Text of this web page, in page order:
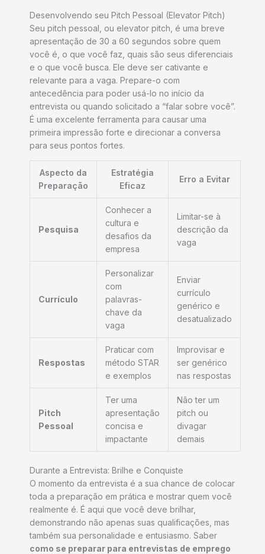
Desenvolvendo seu Pitch Pessoal (Elevator Pitch)
Seu pitch pessoal, ou elevator pitch, é uma breve
apresentação de 30 a 60 segundos sobre quem
você é, o que você faz, quais são seus diferenciais
e o que você busca. Ele deve ser cativante e
relevante para a vaga. Prepare-o com
antecedência para poder usá-lo no início da
entrevista ou quando solicitado a “falar sobre você”.
É uma excelente ferramenta para causar uma
primeira impressão forte e direcionar a conversa
para seus pontos fortes.
Aspecto da
Preparação
Estratégia
Eficaz
Erro a Evitar
Pesquisa
Conhecer a
cultura e
desafios da
empresa
Limitar-se à
descrição da
vaga
Currículo
Personalizar
com
palavras-
chave da
vaga
Enviar
currículo
genérico e
desatualizado
Respostas
Praticar com
método STAR
e exemplos
Improvisar e
ser genérico
nas respostas
Pitch
Pessoal
Ter uma
apresentação
concisa e
impactante
Não ter um
pitch ou
divagar
demais
Durante a Entrevista: Brilhe e Conquiste
O momento da entrevista é a sua chance de colocar
toda a preparação em prática e mostrar quem você
realmente é. É aqui que você deve brilhar,
demonstrando não apenas suas qualificações, mas
também sua personalidade e entusiasmo. Saber
como se preparar para entrevistas de emprego